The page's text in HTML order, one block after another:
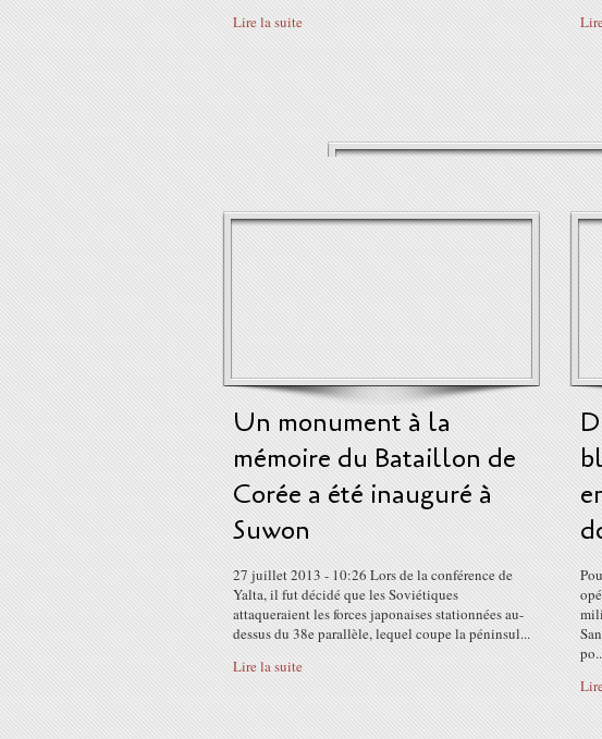
Lire la suite
Un monument à la
mémoire du Bataillon de
Corée a été inauguré à
Suwon
27 juillet 2013 - 10:26 Lors de la conférence de
Yalta, il fut décidé que les Soviétiques
attaqueraient les forces japonaises stationnées au-
dessus du 38e parallèle, lequel coupe la péninsul...
Lire la suite